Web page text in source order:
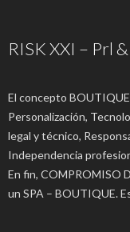
RISK XXI – Prl
El concepto
Personalización,
legal y técnico,
Independencia
En fin, COMPROMISO
un SPA – BOUTIQUE.